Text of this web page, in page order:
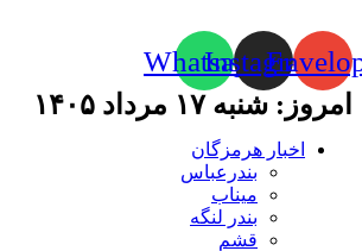
Instagram
Whatsapp
امروز: شنبه ۱۷ مرداد ۱۴۰۵
اخبار هرمزگان
بندرعباس
میناب
بندر لنگه
قشم